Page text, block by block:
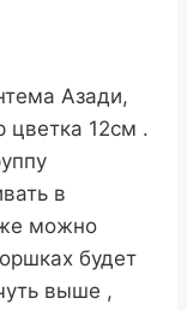
Азади,
цветка 12см .
в
можно
будет
выше ,